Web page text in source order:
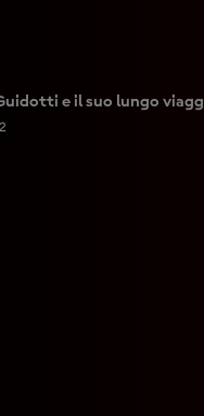
e il suo lungo